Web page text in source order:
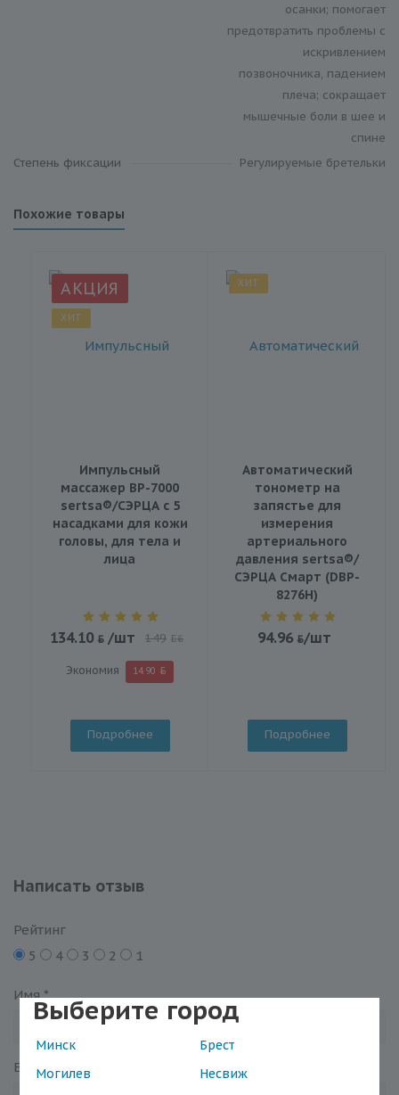
Выберите город
Минск
Брест
Могилев
Несвиж
осанки; помогает
предотвратить проблемы с
искривлением
позвоночника, падением
плеча; сокращает
мышечные боли в шее и
спине
Степень фиксации
Регулируемые бретельки
Похожие товары
АКЦИЯ
ХИТ
Импульсный
массажер BP-7000
sertsa®/СЭРЦА с 5
насадками для кожи
головы, для тела и
лица
134.10 /шт 149 BYN
Экономия 14.90
Подробнее
ХИТ
Автоматический
тонометр на
запястье для
измерения
артериального
давления sertsa®/
СЭРЦА Смарт (DBP-
8276H)
94.96 /шт
Подробнее
Написать отзыв
Рейтинг
5
4 3 2 1
Имя*
Email